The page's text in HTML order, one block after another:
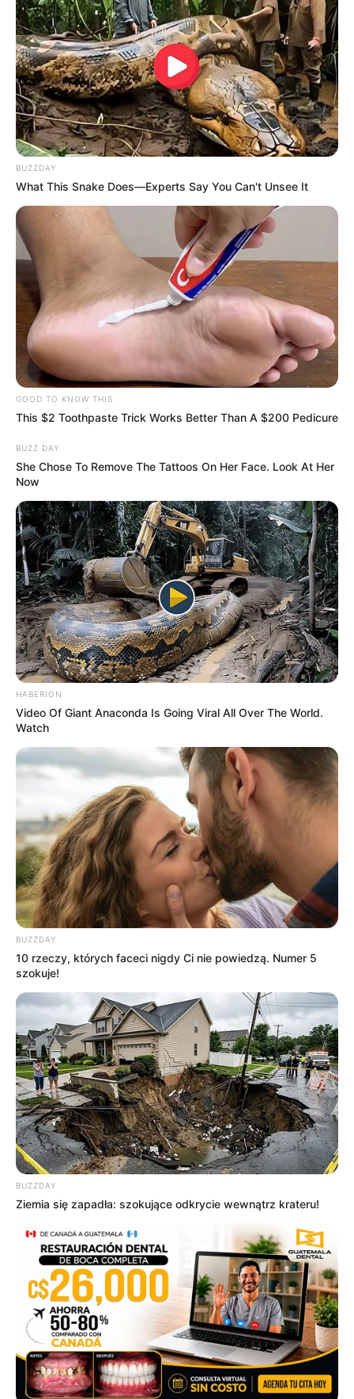
BUZZDAY
What This Snake Does—Experts Say You Can't Unsee It
GOOD TO KNOW THIS
This $2 Toothpaste Trick Works Better Than A $200 Pedicure
BUZZ DAY
She Chose To Remove The Tattoos On Her Face. Look At Her
Now
HABERION
Video Of Giant Anaconda Is Going Viral All Over The World.
Watch
BUZZDAY
10 rzeczy, których faceci nigdy Ci nie powiedzą. Numer 5
szokuje!
BUZZDAY
Ziemia się zapadła: szokujące odkrycie wewnątrz krateru!